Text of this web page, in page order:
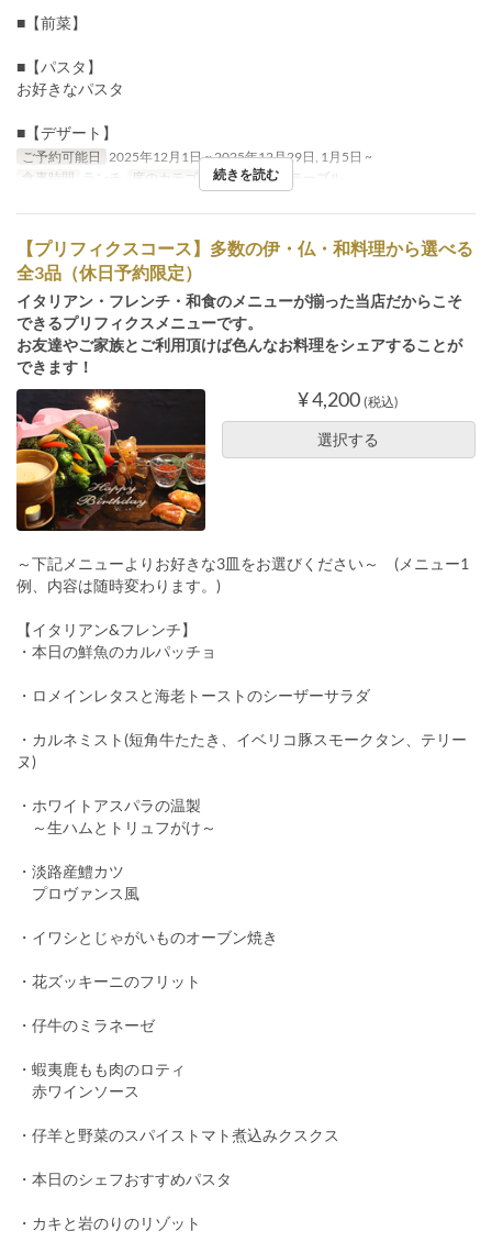
■【前菜】
■【パスタ】
お好きなパスタ
■【デザート】
ご予約可能日 2025年12月1日 ~ 2025年12月29日, 1月5日 ~
食事時間
ランチ 席のカテゴリ カウンター, テーブル
続きを読む
【プリフィクスコース】多数の伊・仏・和料理から選べる
全3品（休日予約限定）
イタリアン・フレンチ・和食のメニューが揃った当店だからこそ
できるプリフィクスメニューです。
お友達やご家族とご利用頂けば色んなお料理をシェアすることが
できます！
¥ 4,200 (税込)
選択する
～下記メニューよりお好きな3皿をお選びください～ (メニュー1
例、内容は随時変わります。)
【イタリアン&フレンチ】
・本日の鮮魚のカルパッチョ
・ロメインレタスと海老トーストのシーザーサラダ
・カルネミスト(短角牛たたき、イベリコ豚スモークタン、テリー
ヌ)
・ホワイトアスパラの温製
～生ハムとトリュフがけ～
・淡路産鱧カツ
プロヴァンス風
・イワシとじゃがいものオーブン焼き
・花ズッキーニのフリット
・仔牛のミラネーゼ
・蝦夷鹿もも肉のロティ
赤ワインソース
・仔羊と野菜のスパイストマト煮込みクスクス
・本日のシェフおすすめパスタ
・カキと岩のりのリゾット